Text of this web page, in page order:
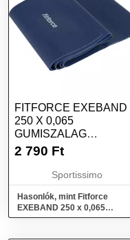
FITFORCE EXEBAND
250 X 0,065
GUMISZALAG
FITNESZHEZ, KÉK,
2 790 Ft
Sportissimo
Hasonlók, mint Fitforce
EXEBAND 250 x 0,065
Gumiszalag fitneszhez, kék,